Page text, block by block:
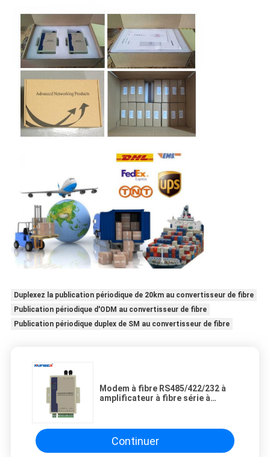
Duplexez la publication périodique de 20km au convertisseur de fibre
Publication périodique d'ODM au convertisseur de fibre
Publication périodique duplex de SM au convertisseur de fibre
Modem à fibre RS485/422/232 à
amplificateur à fibre série à
en courant DC24V
Continuer